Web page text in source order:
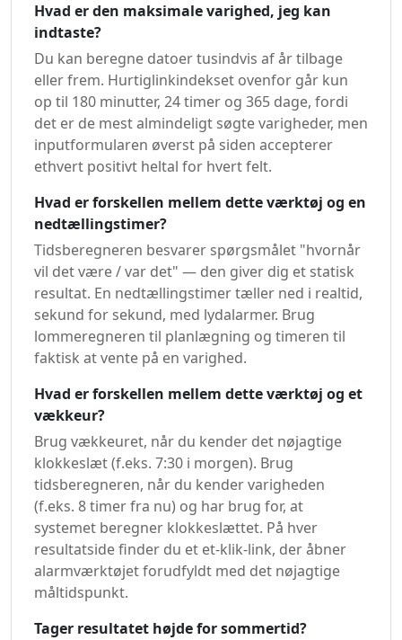
Hvad er den maksimale varighed, jeg kan
indtaste?
Du kan beregne datoer tusindvis af år tilbage
eller frem. Hurtiglinkindekset ovenfor går kun
op til 180 minutter, 24 timer og 365 dage, fordi
det er de mest almindeligt søgte varigheder, men
inputformularen øverst på siden accepterer
ethvert positivt heltal for hvert felt.
Hvad er forskellen mellem dette værktøj og en
nedtællingstimer?
Tidsberegneren besvarer spørgsmålet "hvornår
vil det være / var det" — den giver dig et statisk
resultat. En nedtællingstimer tæller ned i realtid,
sekund for sekund, med lydalarmer. Brug
lommeregneren til planlægning og timeren til
faktisk at vente på en varighed.
Hvad er forskellen mellem dette værktøj og et
vækkeur?
Brug vækkeuret, når du kender det nøjagtige
klokkeslæt (f.eks. 7:30 i morgen). Brug
tidsberegneren, når du kender varigheden
(f.eks. 8 timer fra nu) og har brug for, at
systemet beregner klokkeslættet. På hver
resultatside finder du et et-klik-link, der åbner
alarmværktøjet forudfyldt med det nøjagtige
måltidspunkt.
Tager resultatet højde for sommertid?